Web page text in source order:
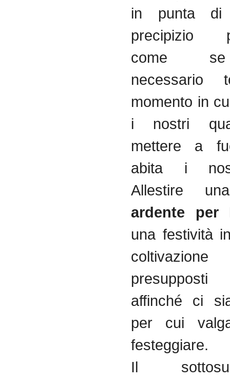
in punta di
precipizio
come
necessario
momento in
i nostri
mettere a
abita i
Allestire
ardente per
una festività
presupposti
affinché ci
per cui
festeggiare.
Il